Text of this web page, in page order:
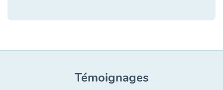
Témoignages